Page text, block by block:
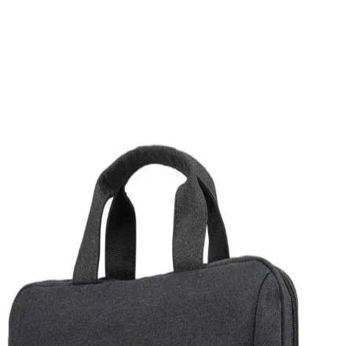
USB Flash Sürücüleri ve Karşılaşılan Problemler
Hakkında Kapsamlı Bilgi
USB flash sürücüleri kullanırken yaşanan tanıma ve erişim
sorunlarının nedenleri ve çözümleri hakkında kapsamlı bilgi. Port
değişimi, disk yönetimi ve sürücü güncellemeleri gibi temel adımlar
Oyun Dizüstü Bilgisayarı Seçimi: Bütçe ve
Performansa Göre Modeller ve Öneriler
Oyun dizüstü bilgisayarı seçimi, bütçe ve performans beklentilerine
göre değişir. Acer, ASUS, Lenovo gibi markaların farklı
segmentlerdeki modelleri ve teknik özellikleri detaylıca inceleniyor.